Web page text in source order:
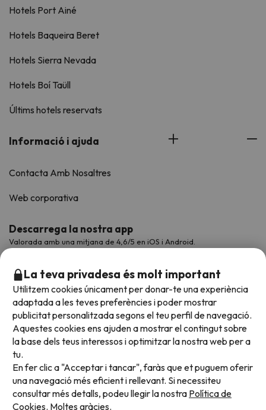
Hotels Port Ainé
Hotels Baqueira Beret
Hotels Sierra Nevada
Hotels Boí Taüll
Últims hotels reservats
Informació i ajuda
Contacta Amb Nosaltres
Web corporativa
Descarrega la nostra app
Valorada amb una mitjana de 4,6/5 en iOS i Android.
Acceptem
La teva privadesa és molt important
Utilitzem cookies únicament per donar-te una experiència
adaptada a les teves preferències i poder mostrar
publicitat personalitzada segons el teu perfil de navegació.
Aquestes cookies ens ajuden a mostrar el contingut sobre
la base dels teus interessos i optimitzar la nostra web per a
tu.
En fer clic a "Acceptar i tancar", faràs que et puguem oferir
una navegació més eficient i rellevant. Si necessiteu
consultar més detalls, podeu llegir la nostra Política de
Cookies. Moltes gràcies.